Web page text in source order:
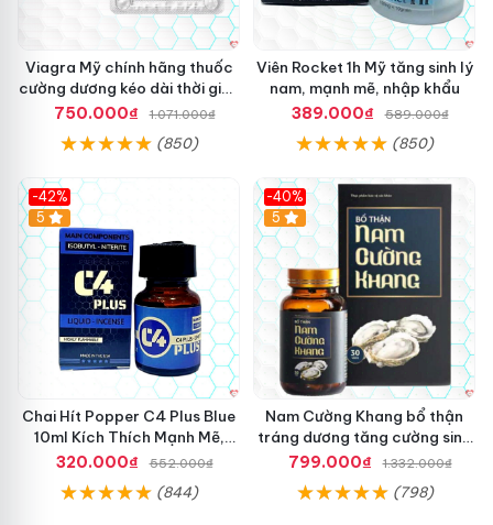
Viagra Mỹ chính hãng thuốc
cường dương kéo dài thời gian
cho Nam nhập khẩu chính
750.000₫ 1.071.000₫
(850)
Viên Rocket 1h Mỹ tăng sinh lý
nam, mạnh mẽ, nhập khẩu
389.000₫
589.000₫
(850)
-42%
5
Chai Hít Popper C4 Plus Blue
10ml Kích Thích Mạnh Mẽ,
Sảng Khoái
320.000₫ 552.000₫
(844)
-40%
5
Nam Cường Khang bổ thận
tráng dương tăng cường sinh
lực nam
799.000₫ 1.332.000₫
(798)